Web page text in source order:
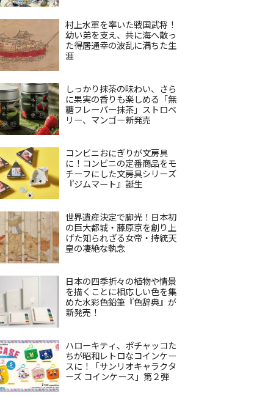
村上水軍を率いた戦国武将！
幼い弟を支え、共に海へ散っ
た得居通幸の波乱に満ちた生
涯
しっかり抹茶の味わい、さら
に果実の香りも楽しめる「無
糖フレーバー抹茶」ストロベ
リー、マンゴー新発売
コンビニおにぎりが文房具
に！コンビニの定番商品をモ
チーフにした文房具シリーズ
『ジムマート』誕生
世界遺産決定で脚光！日本初
の巨大都城・藤原京を創り上
げた知られざる女帝・持統天
皇の凄絶な執念
日本の四季折々の植物や情景
を描くことに相応しい色を集
めた水彩色鉛筆『色辞典』が
新発売！
ハローキティ、ポチャッコた
ちが昭和レトロなコインケー
スに！「サンリオキャラクタ
ーズ コインケース」第２弾